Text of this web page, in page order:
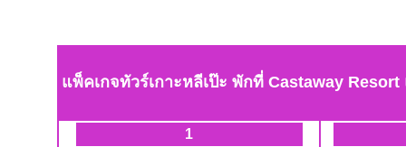
แพ็คเกจทัวร์เกาะหลีเป๊ะ พักที่ Castaway
1